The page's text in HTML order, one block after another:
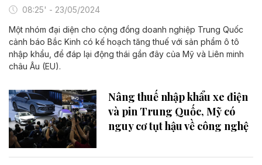
08:25' - 23/05/2024
Một nhóm đại diện cho cộng đồng doanh nghiệp Trung Quốc
cảnh báo Bắc Kinh có kế hoạch tăng thuế với sản phẩm ô tô
nhập khẩu, để đáp lại động thái gần đây của Mỹ và Liên minh
châu Âu (EU).
Nâng thuế nhập khẩu xe điện
và pin Trung Quốc, Mỹ có
nguy cơ tụt hậu về công nghệ